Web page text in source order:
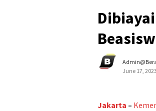
June 17, 2023
Jakarta –